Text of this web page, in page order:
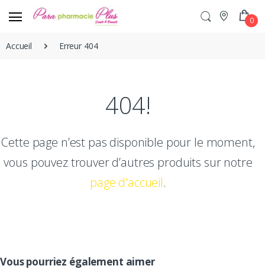
0
Accueil Erreur 404
404!
Cette page n’est pas disponible pour le moment,
vous pouvez trouver d’autres produits sur notre
page d'accueil.
Vous pourriez également aimer